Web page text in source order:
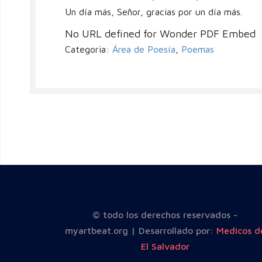
Un día más, Señor, gracias por un día más.
No URL defined for Wonder PDF Embed
Categoria: Área de Poesía Poemas
© todo los derechos reservados -
myartbeat.org | Desarrollado por: Medicos
El Salvador